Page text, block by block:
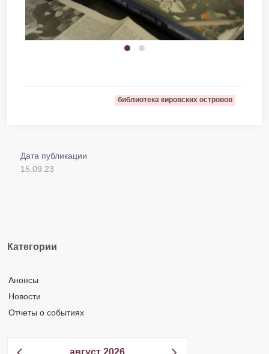
библиотека кировских островов
Дата публикации
15.09.23
Категории
Анонсы
Новости
Отчеты о событиях
август 2026